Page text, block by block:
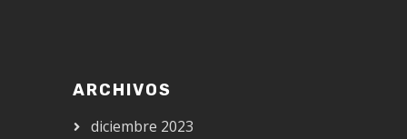
ARCHIVOS
diciembre 2023